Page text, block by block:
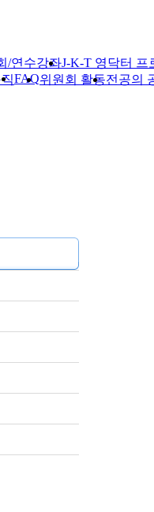
/연수강좌J-K-T 영닥터 프
FAQ위원회 활동전공의